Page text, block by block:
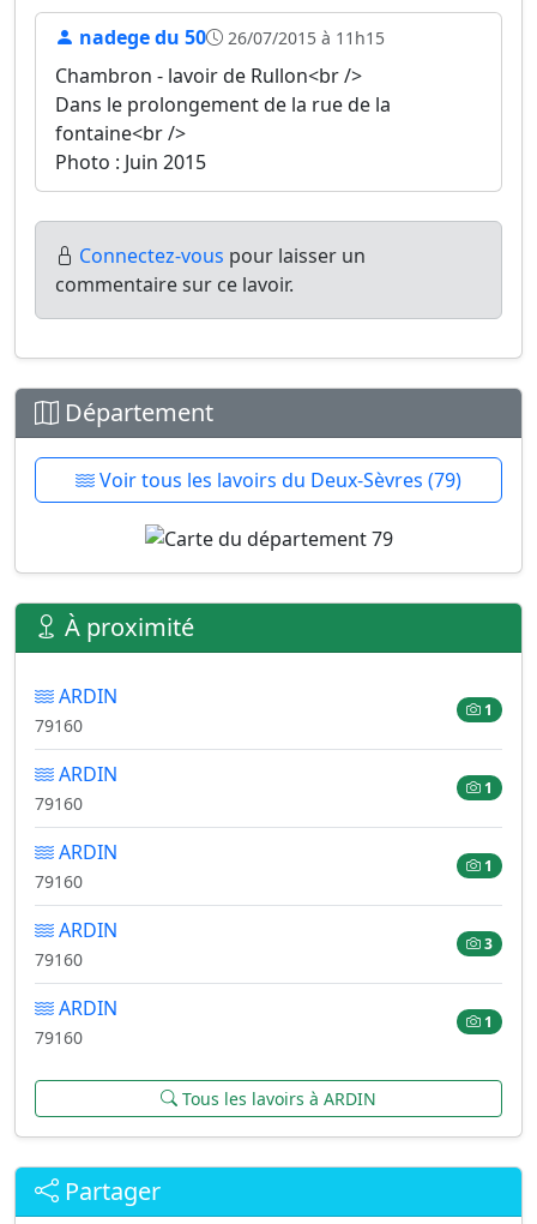
nadege du 50 26/07/2015 à 11h15
Chambron - lavoir de Rullon<br />
Dans le prolongement de la rue de la
fontaine<br />
Photo : Juin 2015
Connectez-vous pour laisser un
commentaire sur ce lavoir.
Département
Voir tous les lavoirs du Deux-Sèvres (79)
À proximité
ARDIN
79160
1
ARDIN
79160
1
ARDIN
79160
1
ARDIN
79160
3
ARDIN
79160
1
Tous les lavoirs à ARDIN
Partager